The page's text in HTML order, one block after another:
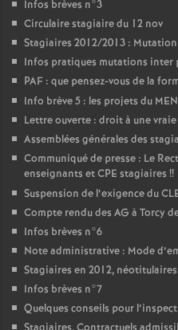
Infos brèves n°3
Circulaire stagiaire du 12 nov
Stagiaires 2012/2013 :
Infos pratiques mutations inter
PAF : que pensez-vous de la
Info brève 5 : les projets du MEN
Lettre ouverte : droit à une
Assemblées générales des
Communiqué de presse : Le
enseignants etCPE stagiaires !!
Suspension de l’exigence du
Compte rendu des AG à Torcy
Infos brèves n°6
Note administrative : Mode
Stagiaires en 2012,
Infos brèves n°7
Quelques conseils pour